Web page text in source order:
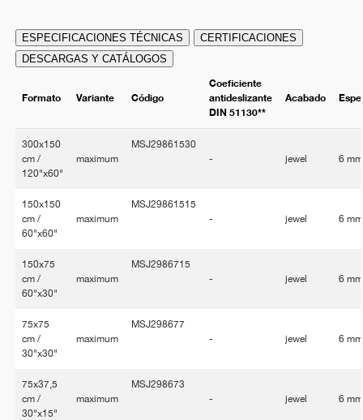
ESPECIFICACIONES TÉCNICAS
CERTIFICACIONES
DESCARGAS Y CATÁLOGOS
Formato Variante Código
Coeficiente
antideslizante
DIN 51130**
Acabado
300x150
cm /
120"x60"
maximum
MSJ29861530
-
jewel 6 mm
150x150
cm /
60"x60"
maximum
MSJ29861515
-
jewel 6 mm
150x75
cm /
60"x30"
maximum
MSJ2986715
-
jewel 6 mm
75x75
cm /
30"x30"
maximum
MSJ298677
-
jewel 6 mm
75x37,5
cm /
30"x15"
maximum
MSJ298673
-
jewel 6 mm